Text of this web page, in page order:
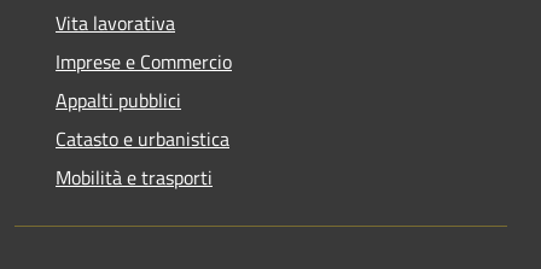
Vita lavorativa
Imprese e Commercio
Appalti pubblici
Catasto e urbanistica
Mobilità e trasporti